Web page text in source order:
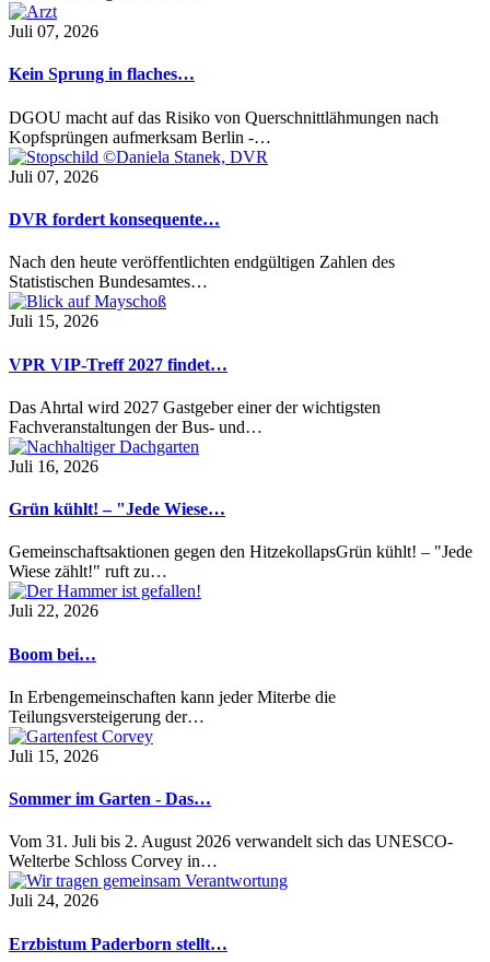
Juli 07, 2026
Kein Sprung in flaches…
DGOU macht auf das Risiko von Querschnittlähmungen nach
Kopfsprüngen aufmerksam Berlin -…
Juli 07, 2026
DVR fordert konsequente…
Nach den heute veröffentlichten endgültigen Zahlen des
Statistischen Bundesamtes…
Juli 15, 2026
VPR VIP-Treff 2027 findet…
Das Ahrtal wird 2027 Gastgeber einer der wichtigsten
Fachveranstaltungen der Bus- und…
Juli 16, 2026
Grün kühlt! – "Jede Wiese…
Gemeinschaftsaktionen gegen den HitzekollapsGrün kühlt! – "Jede
Wiese zählt!" ruft zu…
Juli 22, 2026
Boom bei…
In Erbengemeinschaften kann jeder Miterbe die
Teilungsversteigerung der…
Juli 15, 2026
Sommer im Garten - Das…
Vom 31. Juli bis 2. August 2026 verwandelt sich das UNESCO-
Welterbe Schloss Corvey in…
Juli 24, 2026
Erzbistum Paderborn stellt…